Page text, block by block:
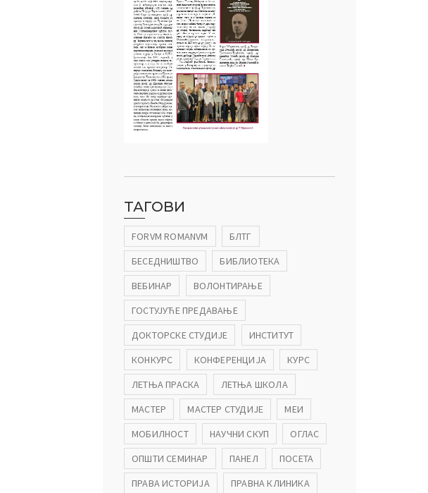
ТАГОВИ
FORVM ROMANVM
БЛТГ
БЕСЕДНИШТВО
БИБЛИОТЕКА
ВЕБИНАР
ВОЛОНТИРАЊЕ
ГОСТУЈУЋЕ ПРЕДАВАЊЕ
ДОКТОРСКЕ СТУДИЈЕ
ИНСТИТУТ
КОНКУРС
КОНФЕРЕНЦИЈА
КУРС
ЛЕТЊА ПРАСКА
ЛЕТЊА ШКОЛА
МАСТЕР
МАСТЕР СТУДИЈЕ
МЕИ
МОБИЛНОСТ
НАУЧНИ СКУП
ОГЛАС
ОПШТИ СЕМИНАР
ПАНЕЛ
ПОСЕТА
ПРАВА ИСТОРИЈА
ПРАВНА КЛИНИКА